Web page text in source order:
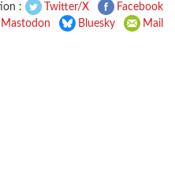
: Twitter/X
Facebook
Mastodon Bluesky Mail